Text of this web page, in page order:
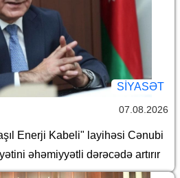
SİYASƏT
07.08.2026
Enerji Kabeli" layihəsi Cənubi
əhəmiyyətli dərəcədə artırır